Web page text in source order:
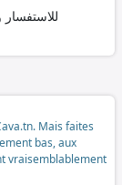
Mais faites
bas, aux
vraisemblablement